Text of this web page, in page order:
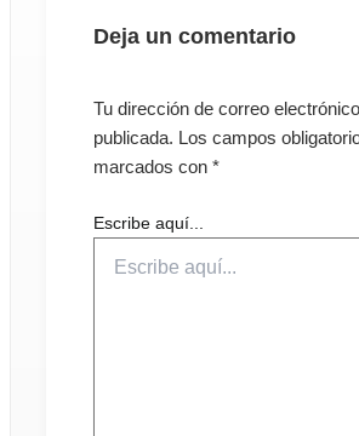
Deja un comentario
Tu dirección de correo
publicada. Los campos
marcados con *
Escribe aquí...